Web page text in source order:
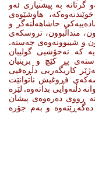
بە پیشنیاری ئەو
هاوشێوەی
حاشاهەڵنەگر و
منداڵبوون، تروسکەی
و شیبوونەوەی جەستە.
کە نەخۆشیی گولییان
پڕ کێچ و برینیان
کاریگەریی دڵڕەقیی
فڕوغیش ناتوانێت
دڵنەوایی بداتەوە. لێرە
ڕووی دەرەوەی پیشان
دەگەڕێتەوە و بەم جۆرە